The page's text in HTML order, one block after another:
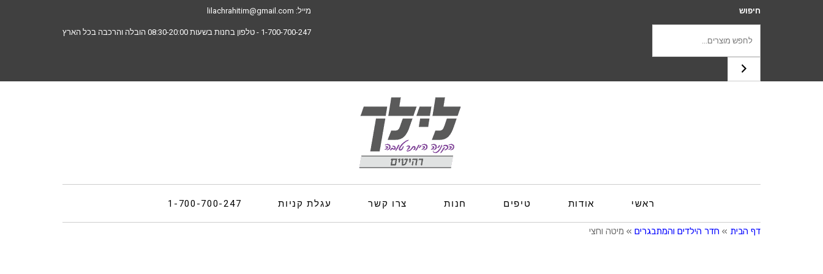
חיפוש מייל: lilachrahitim@gmail.com
1-700-700-247 - טלפון בחנות בשעות 08:30-20:00 הובלה והרכבה בכל הארץ
ראשי אודות טיפים חנות צרו קשר עגלת קניות 1-700-700-247
דף הבית » חדר הילדים והמתבגרים » מיטה וחצי